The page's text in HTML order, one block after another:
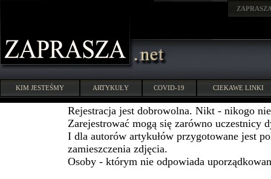
KIM JESTEŚMY ARTYKUŁY COVID-19 CIEKAWE LINKI
Rejestracja jest dobrowolna. Nikt - nikogo
Zarejestrować mogą się zarówno uczestnicy
I dla autorów artykułów przygotowane jest
zamieszczenia zdjęcia.
Osoby - którym nie odpowiada